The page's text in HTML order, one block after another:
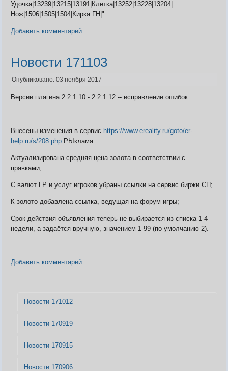
Удочка|13239|13215|13191|Клетка|13252|13228|13204|
Нож|1506|1505|1504|Кирка ГН|"
Добавить комментарий
Новости 171103
Опубликовано: 03 ноября 2017
Версии плагина 2.2.1.10 - 2.2.1.12 -- исправление ошибок.
Внесены изменения в сервис https://www.ereality.ru/goto/er-
help.ru/s/208.php РЫклама:
Актуализирована средняя цена золота в соответствии с
правками;
С валют ГР и услуг игроков убраны ссылки на сервис биржи СП;
К золото добавлена ссылка, ведущая на форум игры;
Срок действия объявления теперь не выбирается из списка 1-4
недели, а задаётся вручную, значением 1-99 (по умолчанию 2).
Добавить комментарий
Новости 171012
Новости 170919
Новости 170915
Новости 170906